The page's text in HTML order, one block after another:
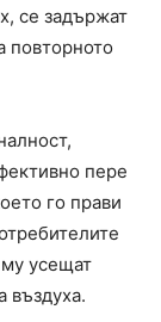
се задържат
повторното
пере
го прави
му усещат
въздуха.